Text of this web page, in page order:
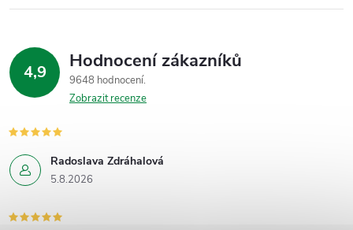
4,9 Hodnocení zákazníků
9648 hodnocení
Zobrazit recenze
Radoslava Zdráhalová
5.8.2026